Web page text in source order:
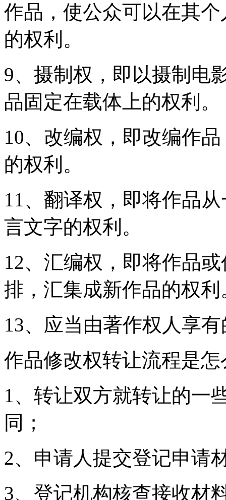
作品，使公众可以在其
的权利。
9、摄制权，即以摄制电
品固定在载体上的权利。
10、改编权，即改编作
的权利。
11、翻译权，即将作品
言文字的权利。
12、汇编权，即将作品
排，汇集成新作品的权利
13、应当由著作权人享
作品修改权转让流程是
1、转让双方就转让的一
同；
2、申请人提交登记申请
3、登记机构核查接收材